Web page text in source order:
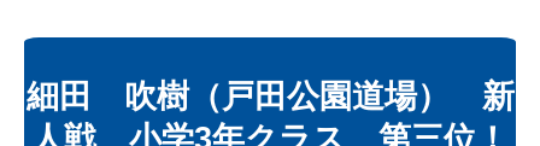
細田 吹樹（戸田公園道場） 新